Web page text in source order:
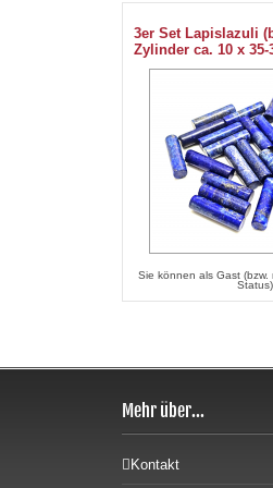
3er Set Lapislazuli
Zylinder ca. 10 x 35-
Sie können als Gast (bzw.
Mehr über...
Kontakt